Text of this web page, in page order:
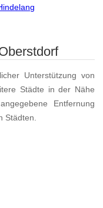
Unterstützung von
Städte in der Nähe
Entfernung
Städten.